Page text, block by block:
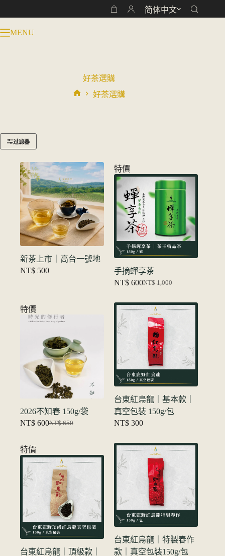
过
内
购
简体中文
MENU
好茶選購
好茶選購
过滤器
新茶上市｜高台一號地
NT$ 500
特價
手摘蟬享茶
NT$1,000
价
为：
NT$ 1,000。
NT$ 600
前
价
格
为：
NT$ 600。
特價
2026不知春 150g/袋
NT$650
为：
NT$ 650。
NT$ 600
价
为：
NT$ 600。
台東紅烏龍｜基本款｜
真空包裝 150g/包
NT$ 300
特價
台東紅烏龍｜頂級款｜
台東紅烏龍｜特製春作
款｜真空包裝150g/包